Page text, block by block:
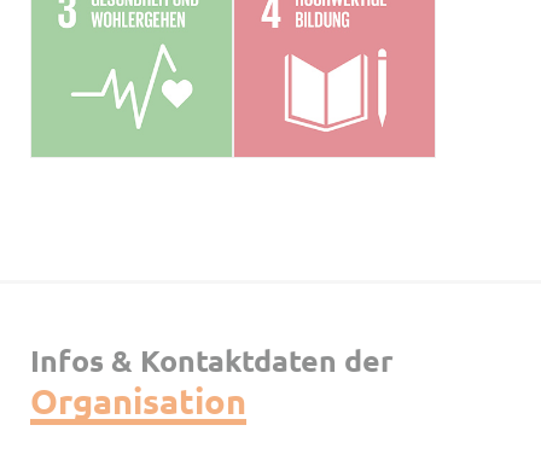
Infos & Kontaktdaten der
Organisation